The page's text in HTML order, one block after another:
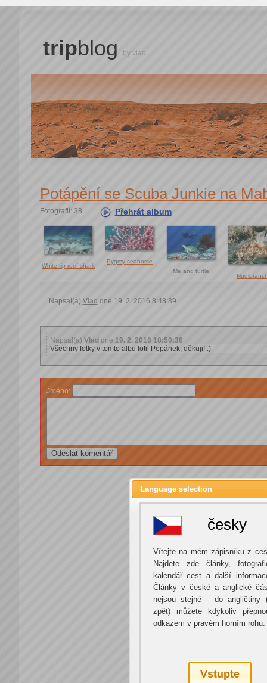
tripblog by vlad
Potápění se Scuba Junkie na
Fotografií: 38 Přehrát album
White-tip reef shark
Pygmy seahorse
Me and turtle
Napsal(a) Vlad dne 19. 2. 2016 8:48:39
Napsal(a) Vlad dne 19. 2. 2016 18:50:38
Všechny fotky v tomto albu fotil Pepánek, děkuji! :)
Jméno:
Language selection
česky
Vítejte na mém zápisníku z
Najdete zde články,
kalendář cest a další
Články v české a anglické
nejsou stejné - do angličtiny
zpět) můžete kdykoliv
odkazem v pravém horním rohu.
Vstupte